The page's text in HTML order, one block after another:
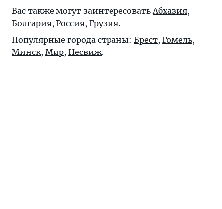
Вас также могут заинтересовать Абхазия,
Болгария, Россия, Грузия.
Популярные города страны: Брест, Гомель,
Минск, Мир, Несвиж.